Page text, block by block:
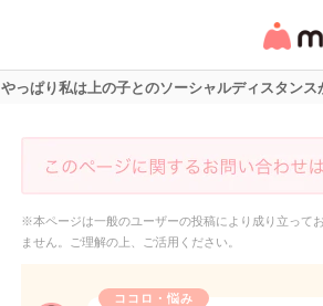
リ・情
やっぱり私は上の子とのソーシャルディスタン
※本ページは一般のユーザーの投稿により成り立って
ません。ご理解の上、ご活用ください。
ココロ・悩み